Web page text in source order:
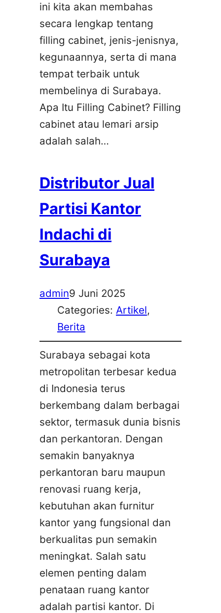
ini kita akan membahas
secara lengkap tentang
filling cabinet, jenis-jenisnya,
kegunaannya, serta di mana
tempat terbaik untuk
membelinya di Surabaya.
Apa Itu Filling Cabinet? Filling
cabinet atau lemari arsip
adalah salah…
Distributor Jual
Partisi Kantor
Indachi di
Surabaya
admin9 Juni 2025
Categories: Artikel
Berita
Surabaya sebagai kota
metropolitan terbesar kedua
di Indonesia terus
berkembang dalam berbagai
sektor, termasuk dunia bisnis
dan perkantoran. Dengan
semakin banyaknya
perkantoran baru maupun
renovasi ruang kerja,
kebutuhan akan furnitur
kantor yang fungsional dan
berkualitas pun semakin
meningkat. Salah satu
elemen penting dalam
penataan ruang kantor
adalah partisi kantor. Di